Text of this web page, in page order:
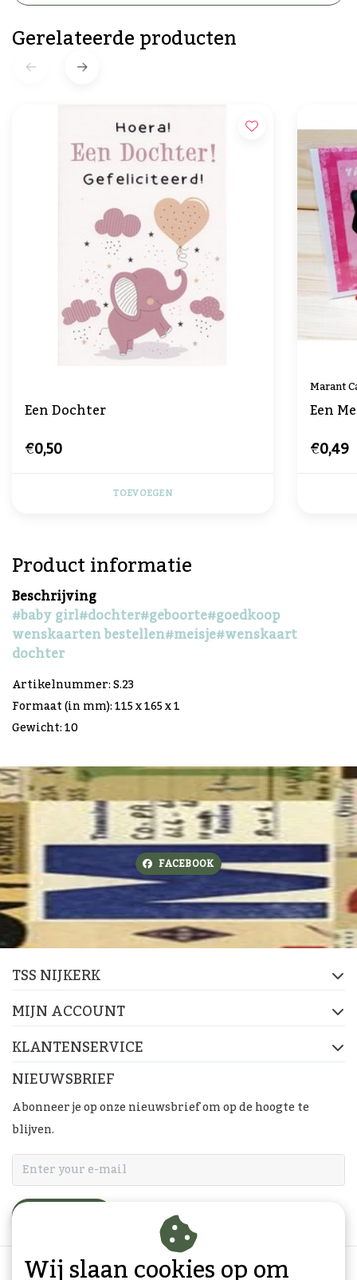
Gerelateerde producten
Een Dochter
€0,50
TOEVOEGEN
Marant
Een
€0,49
Product informatie
Beschrijving
#baby girl#dochter#geboorte#goedkoop
wenskaarten bestellen#meisje#wenskaart
dochter
Artikelnummer: S.23
Formaat (in mm): 115 x 165 x 1
Gewicht: 10
FACEBOOK
TSS NIJKERK
MIJN ACCOUNT
KLANTENSERVICE
NIEUWSBRIEF
Abonneer je op onze nieuwsbrief om op de hoogte te
blijven.
Wij slaan cookies op om